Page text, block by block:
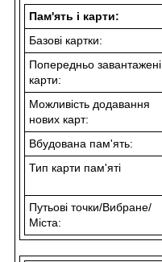
Пам'ять і карти:
Базові картки:
Попередньо завантажені
карти:
Можливість додавання
нових карт:
Вбудована пам'ять:
Тип карти пам'яті
Путьові точки/Вибране/
Міста: